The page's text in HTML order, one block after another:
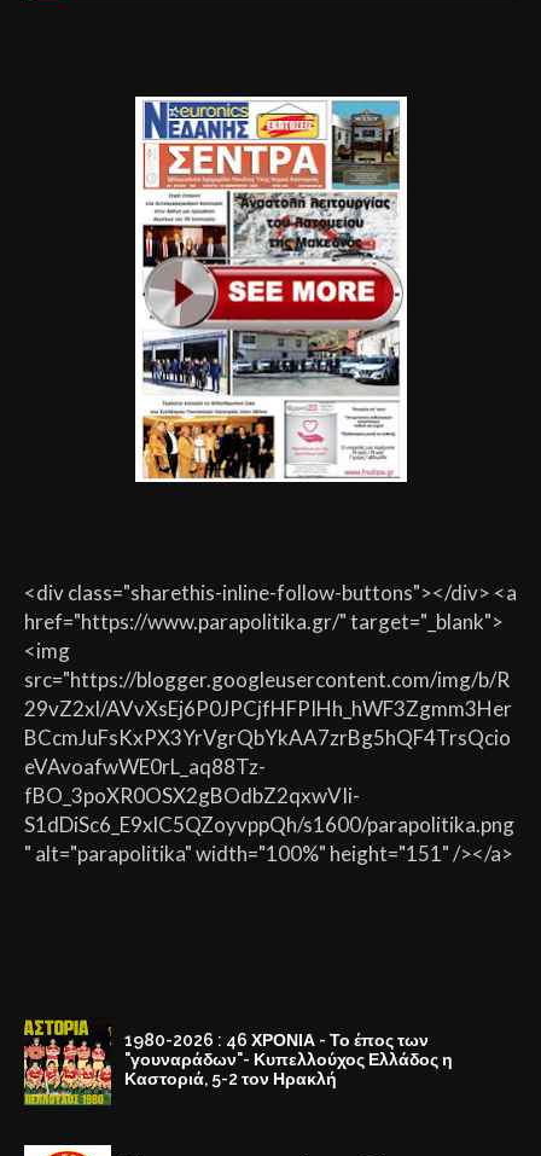
<div class="sharethis-inline-follow-buttons"></div> <a
href="https://www.parapolitika.gr/" target="_blank">
<img
src="https://blogger.googleusercontent.com/img/b/R
29vZ2xl/AVvXsEj6P0JPCjfHFPIHh_hWF3Zgmm3Her
BCcmJuFsKxPX3YrVgrQbYkAA7zrBg5hQF4TrsQcio
eVAvoafwWE0rL_aq88Tz-
fBO_3poXR0OSX2gBOdbZ2qxwVIi-
S1dDiSc6_E9xlC5QZoyvppQh/s1600/parapolitika.png
" alt="parapolitika" width="100%" height="151" /></a>
1980-2026 : 46 ΧΡΟΝΙΑ - Το έπος των
"γουναράδων"- Κυπελλούχος Ελλάδος η
Καστοριά, 5-2 τον Ηρακλή